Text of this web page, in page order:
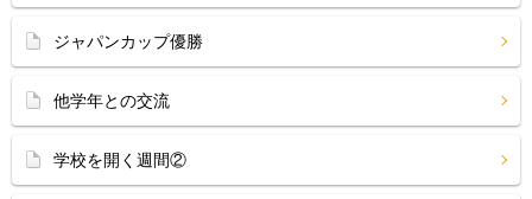
ジャパンカップ優勝
他学年との交流
学校を開く週間②